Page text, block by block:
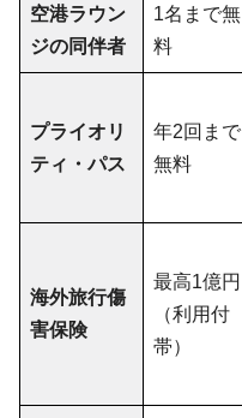
空港ラウン
ジの同伴者
1名まで無
料
プライオリ
ティ・パス
年2回まで
無料
海外旅行傷
害保険
最高1億円
（利用付
帯）